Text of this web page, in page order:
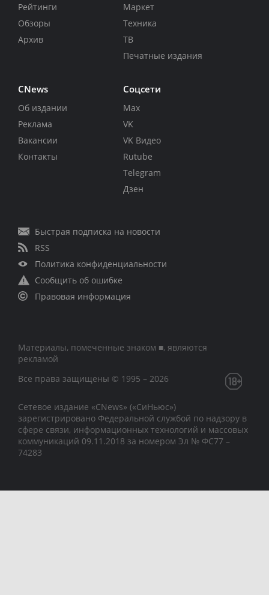
Рейтинги
Обзоры
Архив
Маркет
Техника
ТВ
Печатные издания
CNews
Об издании
Реклама
Вакансии
Контакты
Соцсети
Max
VK
VK Видео
Rutube
Telegram
Дзен
Быстрая подписка на новости
RSS
Политика конфиденциальности
Сообщить об ошибке
Правовая информация
Материалы, помеченные знаком ■, являются
рекламой
Все права защищены © 1995 – 2026
Сетевое издание «CNews» («СиНьюс»)
зарегистрировано Федеральной службой по надзору в
сфере связи, информационных технологий и массовых
коммуникаций 09.11.2018 за номером Эл № ФС77 –
74283